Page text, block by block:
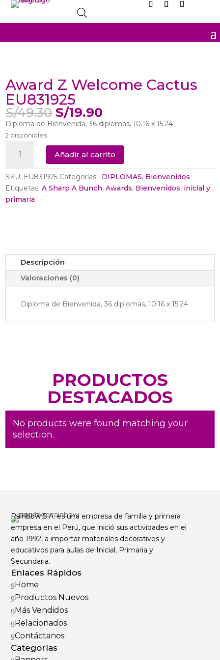
Sale
Award Z Welcome Cactus
EU831925
S/49.30 El
precio
era:
S/49.30.
S/19.90
precio
es:
S/19.90.
Diploma de Bienvenida, 36 diplomas, 10.16 x 15.24
2 disponibles
Welcome
Cactus
EU831925
cantidad
Añadir al carrito
SKU: EU831925 Categorías: ‎ DIPLOMAS, Bienvenidos
Etiquetas:A Sharp A Bunch,Awards, Bienvenidos, inicial y
primaria
Descripción
Valoraciones (0)
Diploma de Bienvenida, 36 diplomas, 10.16 x 15.24
PRODUCTOS
DESTACADOS
No products were found matching your
selection.
Rainbow S.A. es una empresa de familia y primera
empresa en el Perú, que inició sus actividades en el
año 1992, a importar materiales decorativos y
educativos para aulas de Inicial, Primaria y
Secundaria.
Enlaces Rápidos
9Home
9Productos Nuevos
9Más Vendidos
9Relacionados
9Contáctanos
Categorías